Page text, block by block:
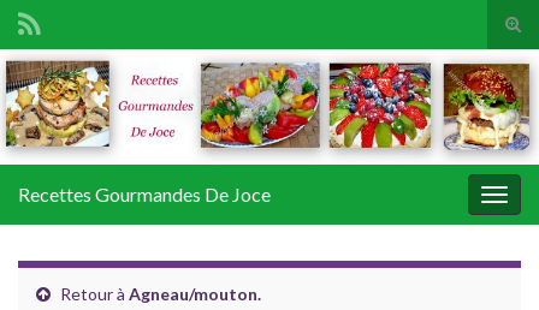
Search for:
Recettes Gourmandes De Joce
Retour à Agneau/mouton.